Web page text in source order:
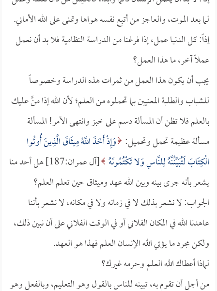
لما بعد الموت، والعاجز من أتبع نفسه هواها وتمنى على الله الأماني.
إذاً: كل الدنيا عمل، إذا فرغنا من الدراسة النظامية فلا بد أن نعمل
عملاً آخر، ما هذا العمل؟
يجب أن يكون هذا العمل من ثمرات هذه الدراسة وخصوصاً
للشباب والطلبة المعنيين بما تحملوه من العلم؛ لأن الله إذا منَّ عليك
بالعلم فلا تظن أن المسألة دسم على خبز وانتهى الأمر! المسألة
مسألة عظيمة تحمل وتحميل: وَإِذْ أَخَذَ اللَّهُ مِيثَاقَ الَّذِينَ أُوتُوا
الْكِتَابَ لَتُبَيِّنُنَّهُ لِلنَّاسِ وَلا تَكْتُمُونَهُ
[آل عمران:187] هل أحد منا
يشعر بأنه جرى بينه وبين الله عهد وميثاق حين تعلم العلم؟
الجواب: لا نشعر بذلك لا في زمانه ولا في مكانه، لا نشعر بأننا
عاهدنا الله في المكان الفلاني أو في الوقت الفلاني على أن نبين ذلك،
ولكن مجرد ما يؤتي الله الإنسان العلم فهذا هو العهد.
لماذا أعطاك الله العلم وحرمه غيرك؟
من أجل أن تقوم به، تبينه للناس بالقول وهو التعليم، وبالفعل وهو